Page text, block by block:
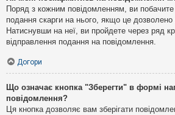
Поряд з кожним повідомленням, ви
подання скарги на нього, якщо це дозволено
Натиснувши на неї, ви пройдете через ряд
відправлення подання на повідомлення.
Догори
Що означає кнопка "Зберегти" в формі
повідомлення?
Ця кнопка дозволяє вам зберігати